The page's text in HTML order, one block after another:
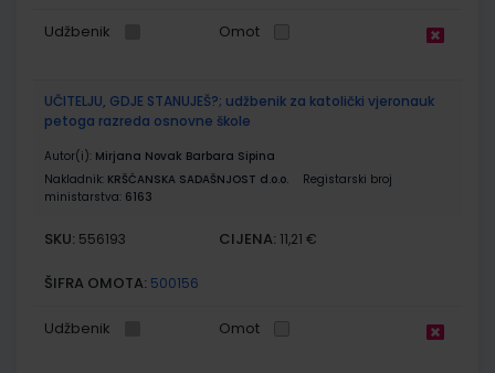
Udžbenik Omot
UČITELJU, GDJE STANUJEŠ?; udžbenik za katolički vjeronauk
petoga razreda osnovne škole
Autor(i): Mirjana Novak Barbara Sipina
Nakladnik: KRŠĆANSKA SADAŠNJOST d.o.o.
Registarski broj
ministarstva: 6163
SKU: 556193 CIJENA: 11,21 €
ŠIFRA OMOTA: 500156
Udžbenik Omot